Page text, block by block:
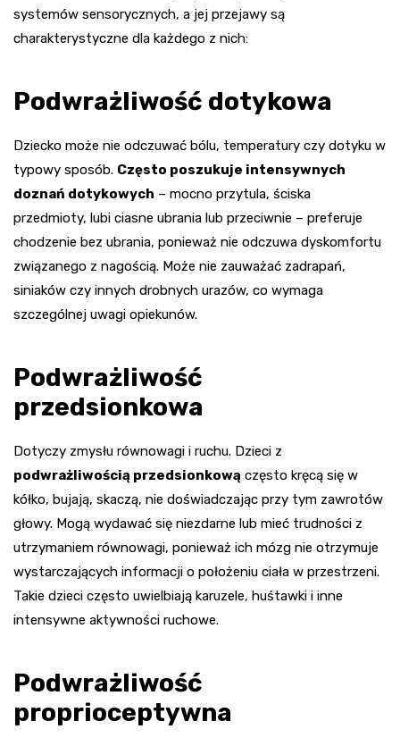
systemów sensorycznych, a jej przejawy są
charakterystyczne dla każdego z nich:
Podwrażliwość dotykowa
Dziecko może nie odczuwać bólu, temperatury czy dotyku w
typowy sposób. Często poszukuje intensywnych
doznań dotykowych – mocno przytula, ściska
przedmioty, lubi ciasne ubrania lub przeciwnie – preferuje
chodzenie bez ubrania, ponieważ nie odczuwa dyskomfortu
związanego z nagością. Może nie zauważać zadrapań,
siniaków czy innych drobnych urazów, co wymaga
szczególnej uwagi opiekunów.
Podwrażliwość
przedsionkowa
Dotyczy zmysłu równowagi i ruchu. Dzieci z
podwrażliwością przedsionkową często kręcą się w
kółko, bujają, skaczą, nie doświadczając przy tym zawrotów
głowy. Mogą wydawać się niezdarne lub mieć trudności z
utrzymaniem równowagi, ponieważ ich mózg nie otrzymuje
wystarczających informacji o położeniu ciała w przestrzeni.
Takie dzieci często uwielbiają karuzele, huśtawki i inne
intensywne aktywności ruchowe.
Podwrażliwość
proprioceptywna